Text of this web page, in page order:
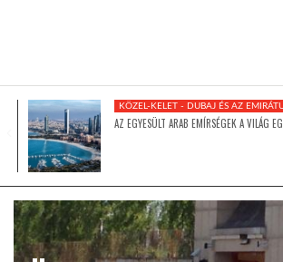
GLOBOTV BP
HÍR3D
KÖZEL-KELET - DUBAJ ÉS AZ
AZ EGYESÜLT ARAB EMÍRSÉGEK A VILÁG